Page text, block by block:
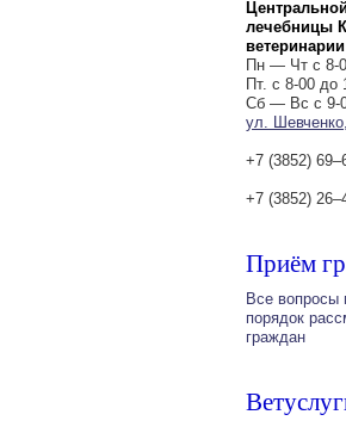
лечебницы
Пн — Чт с 8-
Пт. с 8-00 до
Сб — Вс с 9-
ул.
+7 (3852)
+7 (3852)
Приём
Все вопросы
порядок
граждан